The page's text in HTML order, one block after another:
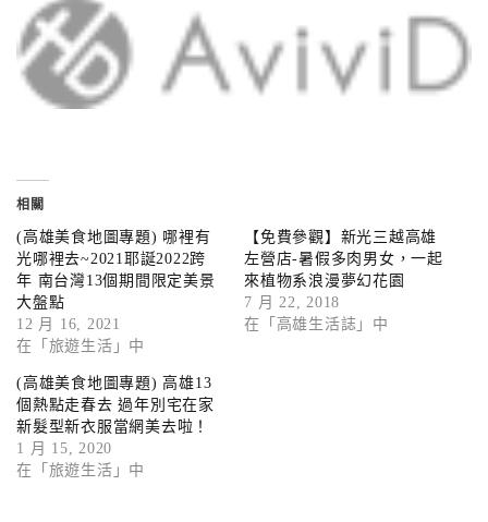
相關
(高雄美食地圖專題) 哪裡有
光哪裡去~2021耶誕2022跨
年 南台灣13個期間限定美景
大盤點
12 月 16, 2021
在「旅遊生活」中
【免費參觀】新光三越高雄
左營店-暑假多肉男女，一起
來植物系浪漫夢幻花園
7 月 22, 2018
在「高雄生活誌」中
(高雄美食地圖專題) 高雄13
個熱點走春去 過年別宅在家
新髮型新衣服當網美去啦！
1 月 15, 2020
在「旅遊生活」中